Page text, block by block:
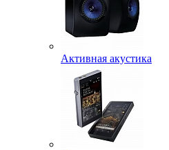
Активная акустика